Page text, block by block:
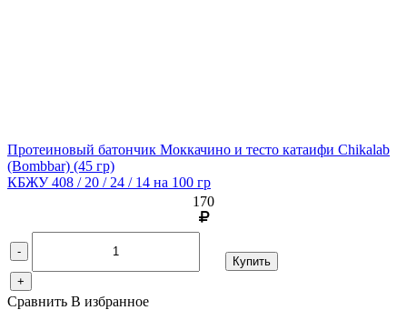
Протеиновый батончик Моккачино и тесто катаифи Chikalab
(Bombbar) (45 гр)
КБЖУ 408 / 20 / 24 / 14 на 100 гр
170
-
+
Купить
Сравнить В избранное